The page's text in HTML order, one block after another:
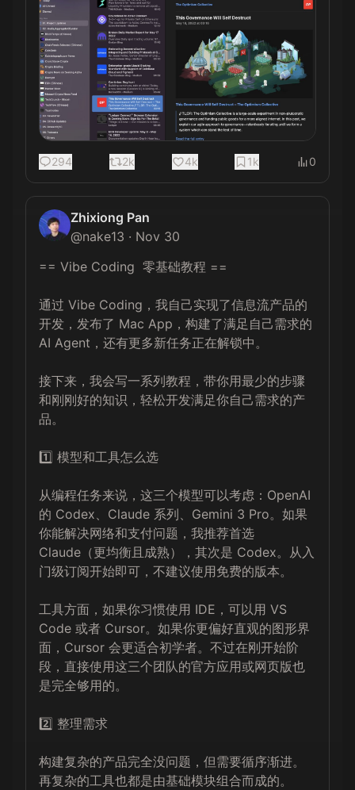
294 2k 4k 1k 0
Zhixiong Pan
@nake13 · Nov 30
== Vibe Coding  零基础教程 ==
通过 Vibe Coding，我自己实现了信息流产品的
开发，发布了 Mac App，构建了满足自己需求的
AI Agent，还有更多新任务正在解锁中。
接下来，我会写一系列教程，带你用最少的步骤
和刚刚好的知识，轻松开发满足你自己需求的产
品。
1️⃣ 模型和工具怎么选
从编程任务来说，这三个模型可以考虑：OpenAI
的 Codex、Claude 系列、Gemini 3 Pro。如果
你能解决网络和支付问题，我推荐首选
Claude（更均衡且成熟），其次是 Codex。从入
门级订阅开始即可，不建议使用免费的版本。
工具方面，如果你习惯使用 IDE，可以用 VS
Code 或者 Cursor。如果你更偏好直观的图形界
面，Cursor 会更适合初学者。不过在刚开始阶
段，直接使用这三个团队的官方应用或网页版也
是完全够用的。
2️⃣ 整理需求
构建复杂的产品完全没问题，但需要循序渐进。
再复杂的工具也都是由基础模块组合而成的。